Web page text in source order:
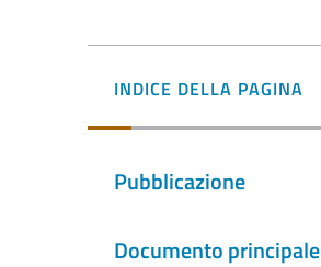
INDICE DELLA PAGINA
Pubblicazione
Documento principale